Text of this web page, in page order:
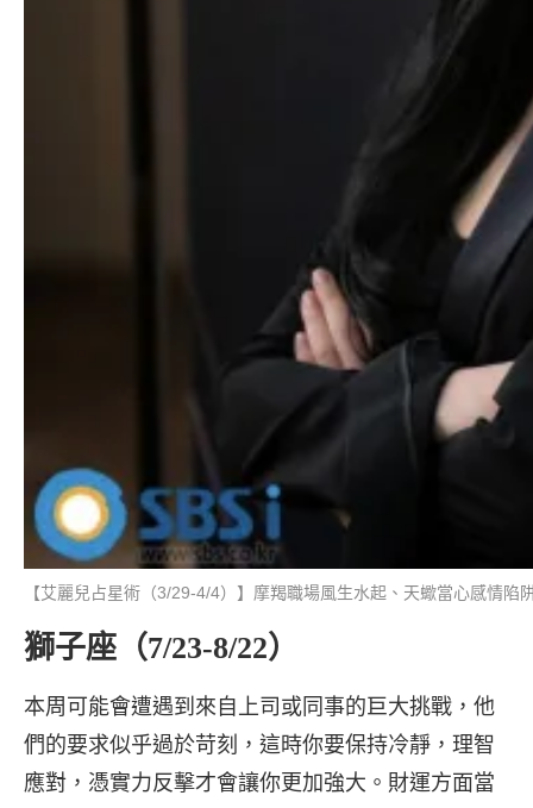
【艾麗兒占星術（3/29-4/4）】摩羯職場風生水起、天蠍當心感情陷
獅子座（7/23-8/22）
本周可能會遭遇到來自上司或同事的巨大挑戰，他
們的要求似乎過於苛刻，這時你要保持冷靜，理智
應對，憑實力反擊才會讓你更加強大。財運方面當